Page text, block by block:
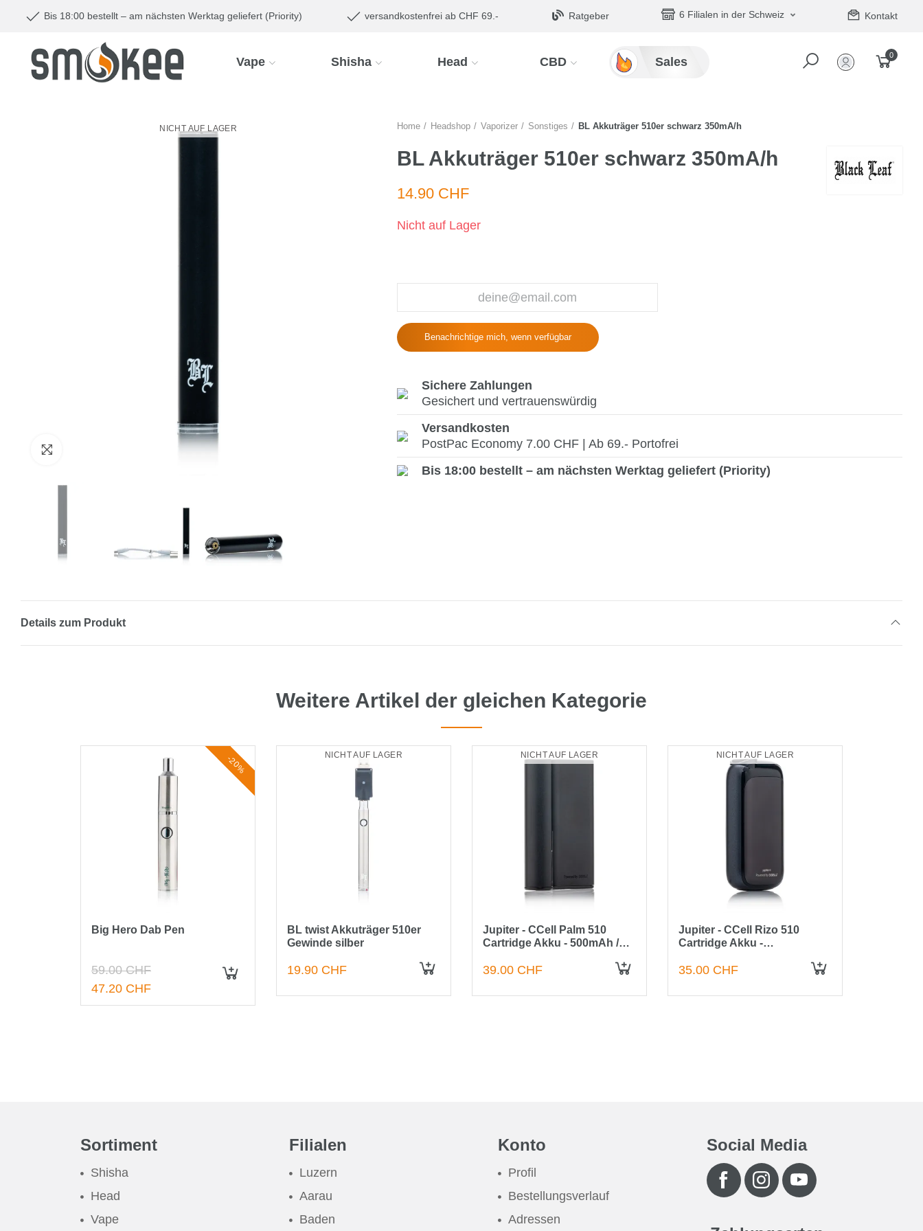
Bis 18:00 bestellt – am nächsten Werktag geliefert (Priority) versandkostenfrei ab CHF 69.- Ratgeber 6 Filialen in der Schweiz Kontakt
Vape Shisha Head CBD Sales
0
NICHT AUF LAGER Home Headshop Vaporizer Sonstiges BL Akkuträger 510er schwarz 350mA/h
BL Akkuträger 510er schwarz 350mA/h
14.90 CHF
Nicht auf Lager
Benachrichtige mich, wenn verfügbar
Sichere Zahlungen
Gesichert und vertrauenswürdig
Versandkosten
PostPac Economy 7.00 CHF | Ab 69.- Portofrei
Bis 18:00 bestellt – am nächsten Werktag geliefert (Priority)
Details zum Produkt
Weitere Artikel der gleichen Kategorie
-20%
Big Hero Dab Pen
59.00 CHF
47.20 CHF
NICHT AUF LAGER
BL twist Akkuträger 510er
Gewinde silber
19.90 CHF
NICHT AUF LAGER
Jupiter - CCell Palm 510
Cartridge Akku - 500mAh /
39.00 CHF
NICHT AUF LAGER
Jupiter - CCell Rizo 510
Cartridge Akku -
35.00 CHF
Sortiment
Shisha
Head
Vape
Filialen
Luzern
Aarau
Baden
Konto
Profil
Bestellungsverlauf
Adressen
Social Media